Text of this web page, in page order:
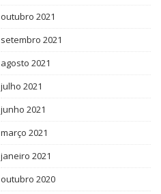
outubro 2021
setembro 2021
agosto 2021
julho 2021
junho 2021
março 2021
janeiro 2021
outubro 2020